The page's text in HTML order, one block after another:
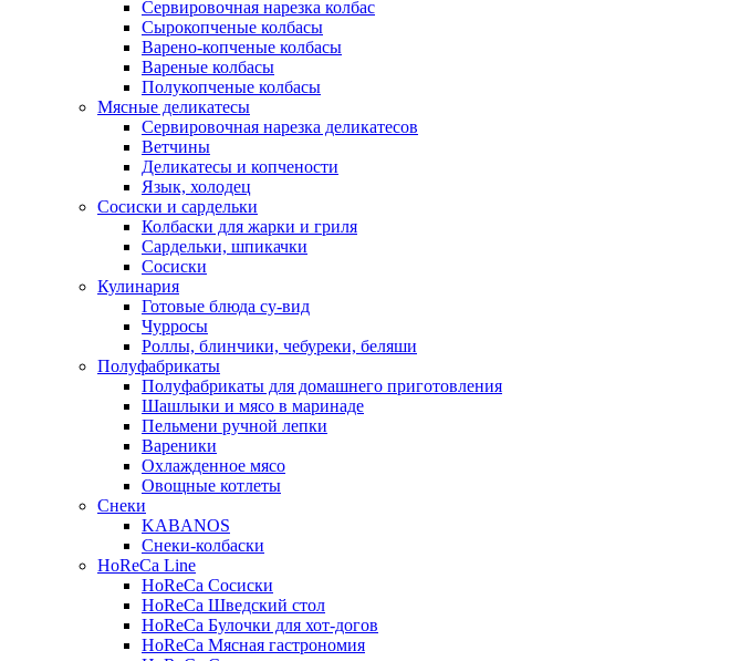
Сервировочная нарезка колбас
Сырокопченые колбасы
Варено-копченые колбасы
Вареные колбасы
Полукопченые колбасы
Мясные деликатесы
Сервировочная нарезка деликатесов
Ветчины
Деликатесы и копчености
Язык, холодец
Сосиски и сардельки
Колбаски для жарки и гриля
Сардельки, шпикачки
Сосиски
Кулинария
Готовые блюда су-вид
Чурросы
Роллы, блинчики, чебуреки, беляши
Полуфабрикаты
Полуфабрикаты для домашнего приготовления
Шашлыки и мясо в маринаде
Пельмени ручной лепки
Вареники
Охлажденное мясо
Овощные котлеты
Снеки
KABANOS
Снеки-колбаски
HoReCa Line
HoReCa Сосиски
HoReCa Шведский стол
HoReCa Булочки для хот-догов
HoReCa Мясная гастрономия